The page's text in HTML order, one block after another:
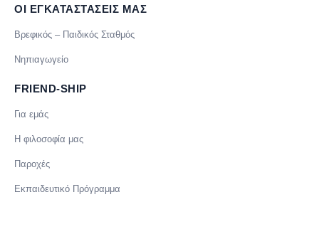
ΟΙ ΕΓΚΑΤΑΣΤΑΣΕΙΣ ΜΑΣ
Βρεφικός – Παιδικός Σταθμός
Νηπιαγωγείο
FRIEND-SHIP
Για εμάς
Η φιλοσοφία μας
Παροχές
Εκπαιδευτικό Πρόγραμμα